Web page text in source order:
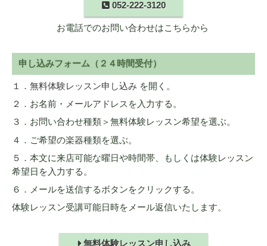
052-222-3120
お電話でのお問い合わせはこちらから
申し込みフォーム（２４時間受付）
１． 無料体験レッスン申し込み を開く。
２．お名前・メールアドレスを入力する。
３．お問い合わせ種類＞無料体験レッスン希望を選ぶ。
４．ご希望の楽器種類を選ぶ。
５．本文に来店可能な曜日や時間帯、もしくは体験レッスン
希望日を入力する。
６．メールを送信するボタンをクリックする。
体験レッスン受講可能日時をメール返信いたします。
無料体験レッスン申し込み